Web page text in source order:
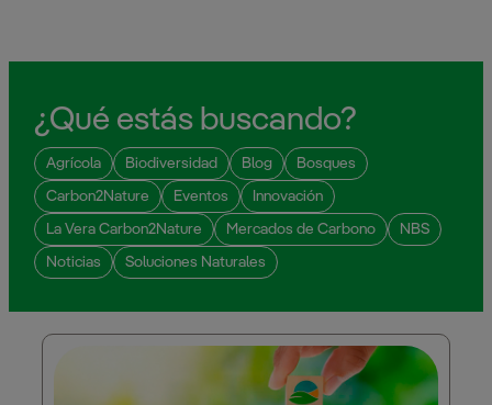
¿Qué estás buscando?
Agrícola Biodiversidad Blog Bosques
Carbon2Nature Eventos Innovación
La Vera Carbon2Nature Mercados de Carbono NBS
Noticias Soluciones Naturales